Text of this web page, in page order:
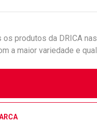
os produtos da DRICA
a maior variedade e